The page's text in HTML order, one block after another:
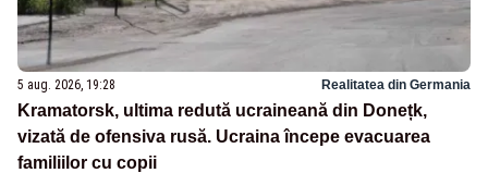
5 aug. 2026, 19:28 Realitatea din Germania
Kramatorsk, ultima redută ucraineană din Donețk,
vizată de ofensiva rusă. Ucraina începe evacuarea
familiilor cu copii